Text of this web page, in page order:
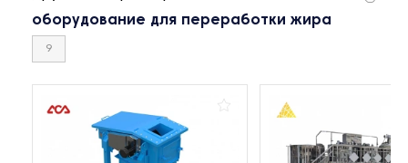
оборудование для переработки жира
9